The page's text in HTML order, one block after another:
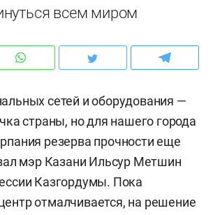
всем миром
сетей и оборудования —
страны, но для нашего города
резерва прочности еще
мэр Казани Ильсур Метшин
Казгордумы. Пока
отмалчивается, на решение